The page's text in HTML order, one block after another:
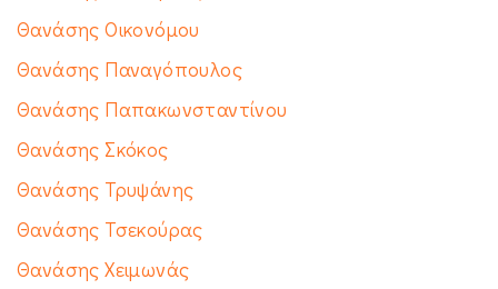
Θανάσης Οικονόμου
Θανάσης Παναγόπουλος
Θανάσης Παπακωνσταντίνου
Θανάσης Σκόκος
Θανάσης Τρυψάνης
Θανάσης Τσεκούρας
Θανάσης Χειμωνάς